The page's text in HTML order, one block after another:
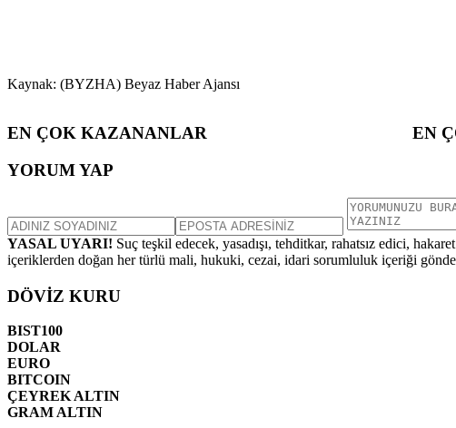
Kaynak: (BYZHA) Beyaz Haber Ajansı
EN ÇOK KAZANANLAR EN
YORUM YAP
YASAL UYARI! Suç teşkil edecek, yasadışı, tehditkar, rahatsız edici,
içeriklerden doğan her türlü mali, hukuki, cezai, idari sorumluluk içeriği
DÖVİZ KURU
BIST100
DOLAR
EURO
BITCOIN
ÇEYREK ALTIN
GRAM ALTIN